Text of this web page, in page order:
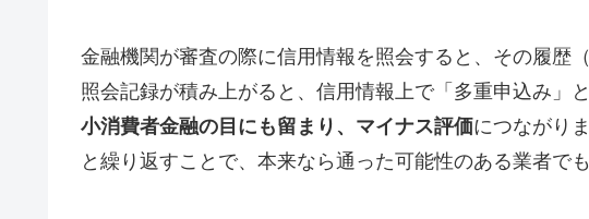
金融機関が審査の際に信用情報を照会すると、その履歴
照会記録が積み上がると、信用情報上で「多重申込み」
小消費者金融の目にも留まり、マイナス評価につながり
と繰り返すことで、本来なら通った可能性のある業者で